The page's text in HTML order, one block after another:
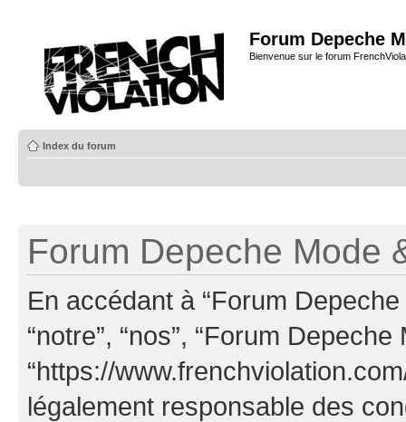
Forum Depeche
Bienvenue sur le forum
Index du forum
Forum Depeche Mode
En accédant à “Forum
“notre”, “nos”, “Forum Depeche
“https://
légalement responsable des